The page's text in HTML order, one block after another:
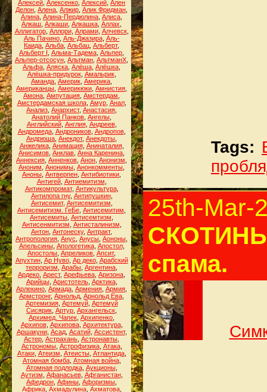
Алексей Алексенко Алексий Ален
Делон Алена Алжир Алик Фридман
Алина Алина-Пердюлина Алиса
Алкаш Алкаши Алкашка Аллах
Аллигатор, Аллори, Алрами, Алчевск,
Аль Пачино, Аль-Джазира, Аль-
Каида Альба Альбац Альберт,
Альберт I Альма-Тадема Альпер
Альпер-отсосун Альтман АльтманХ
Альфа Аляска Алёша Алёшка
Алёшка-придурок, Амальрик,
Аманда Америк Америка
Американцы Америкюки Амнистия
Амона Ампутация Амстердам
Амстердамская школа, Амур, Анал,
Анализ Анархист, Анастасия
Анатолий Панков Ангелы
Английский, Англия, Андреев,
Андромеда, Андроников, Андропов,
Андрюша Анекдот, Анекдоты
Анжелика, Анимация, Анинаталия,
Анисимов Анклав Анна Каренина
Аннексия Анненков Анон Анонизм
Аноним Анонимы Анонкомменты
Аноны Антверпен Антибиотики
Антигей, Антиемитизм
Антикомпромат, Антикультура,
Антилопа гну, Антипушкин,
Антисемит, Антисемитизм
Антисемитизм. ГеБе Антисемитим
Антисемиты Антисемтизм
Антисенмитизм Антисталинизм
Антон Антонеску, Антракт,
Антропология Анус Анусы Аононы
Апельсины, Апологетика, Апостол,
Апостолы Апреликов Апсит,
Апухтин, Ар Нуво, Ар деко, Арабский
терроризм Арабы Аргентина
Ардеко Арест, Арефьева Аризона
Арийцы, Аристотель, Арктика,
Арлекино Армада Армения Армия
Армстронг, Арнольд Арнольд Ева
Артемизия, Артемуй, Артемуй
Сисярик Артур Архангельск
Архимед. Чапек Архипенко
Архипов, Архипова, Архитектура,
Аршакуни, Асад, Асатий, Ассистент,
Астер Астрахань Астронавты
Астрономы, Астрофизика, Атака,
Атаки, Атеизм Атеисты, Атлантида,
Атомная бомба, Атомная война,
Атомная подлодка, Аукционы,
Аутизм Афанасьев, Афганистан,
Афедрон Афины Афоризмы
Африка, Ахмадулина, Ахматова,
Tags:
25th-Mar-
СКОТИНЫ
спама.